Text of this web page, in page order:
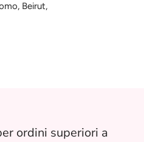
Beirut,
ordini superiori a